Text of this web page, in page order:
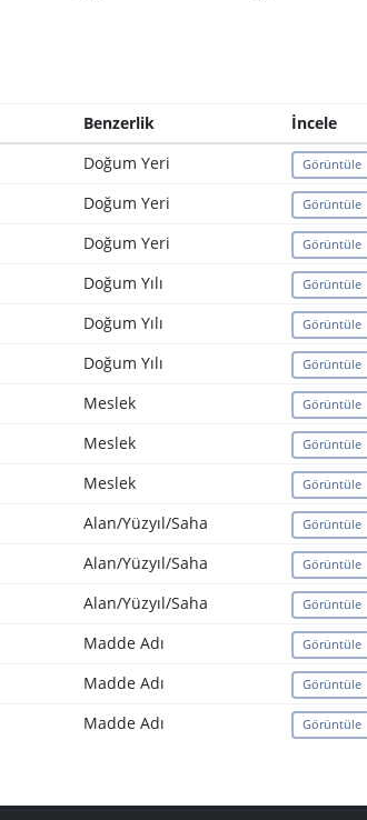
Benzerlik
İncele
Doğum Yeri Görüntüle
Doğum Yeri Görüntüle
Doğum Yeri Görüntüle
Doğum Yılı Görüntüle
Doğum Yılı Görüntüle
Doğum Yılı Görüntüle
Meslek Görüntüle
Meslek Görüntüle
Meslek Görüntüle
Alan/Yüzyıl/Saha Görüntüle
Alan/Yüzyıl/Saha Görüntüle
Alan/Yüzyıl/Saha Görüntüle
Madde Adı Görüntüle
Madde Adı Görüntüle
Madde Adı Görüntüle